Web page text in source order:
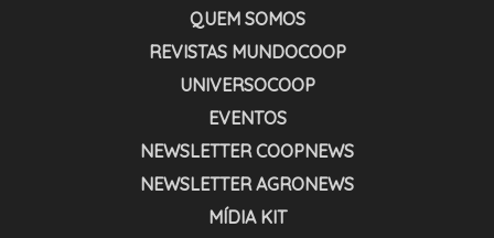
QUEM SOMOS
REVISTAS MUNDOCOOP
UNIVERSOCOOP
EVENTOS
NEWSLETTER COOPNEWS
NEWSLETTER AGRONEWS
MÍDIA KIT